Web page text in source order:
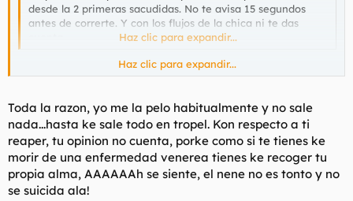
desde la 2 primeras sacudidas. No te avisa 15 segundos
antes de correrte. Y con los flujos de la chica ni te das
Haz clic para expandir...
Eso no es cierto. si no, haz el siguiente caso práctico...
dos sacudidas no sale na de na.
Haz clic para expandir...
Toda la razon, yo me la pelo habitualmente y no sale
nada...hasta ke sale todo en tropel. Kon respecto a ti
reaper, tu opinion no cuenta, porke como si te tienes ke
morir de una enfermedad venerea tienes ke recoger tu
propia alma, AAAAAAh se siente, el nene no es tonto y no
se suicida ala!